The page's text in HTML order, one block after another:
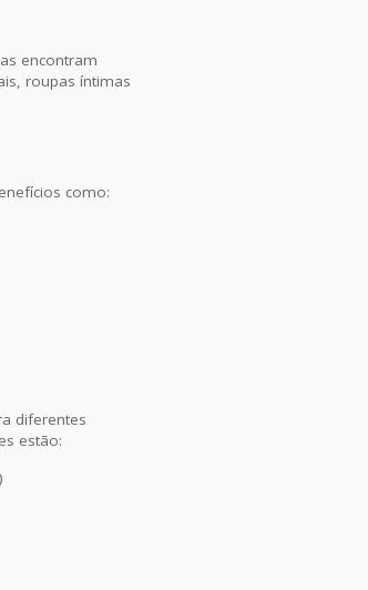
encontram
roupas íntimas
como:
diferentes
estão: